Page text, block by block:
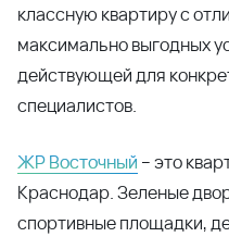
классную квартиру с
максимально выгодных
действующей для
специалистов.
ЖР Восточный – это
Краснодар. Зеленые
спортивные площадки,